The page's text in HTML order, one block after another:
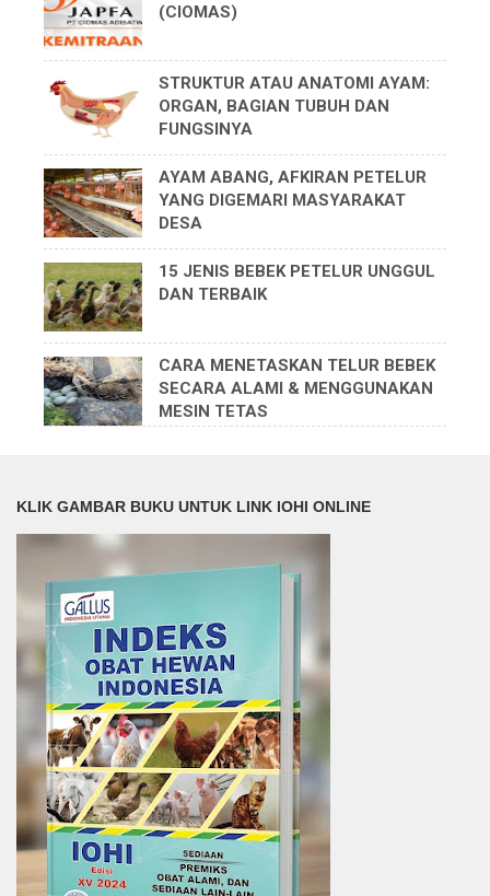
(CIOMAS)
STRUKTUR ATAU ANATOMI AYAM:
ORGAN, BAGIAN TUBUH DAN
FUNGSINYA
AYAM ABANG, AFKIRAN PETELUR
YANG DIGEMARI MASYARAKAT
DESA
15 JENIS BEBEK PETELUR UNGGUL
DAN TERBAIK
CARA MENETASKAN TELUR BEBEK
SECARA ALAMI & MENGGUNAKAN
MESIN TETAS
KLIK GAMBAR BUKU UNTUK LINK IOHI ONLINE